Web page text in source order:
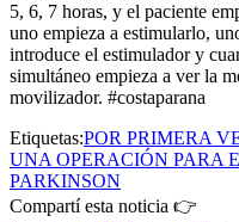
5, 6, 7 horas, y el paciente
uno empieza a estimularlo,
introduce el estimulador y
simultáneo empieza a ver la
movilizador. #costaparana
Etiquetas:POR PRIMERA
UNA OPERACIÓN PARA
PARKINSON
Compartí esta noticia 👉